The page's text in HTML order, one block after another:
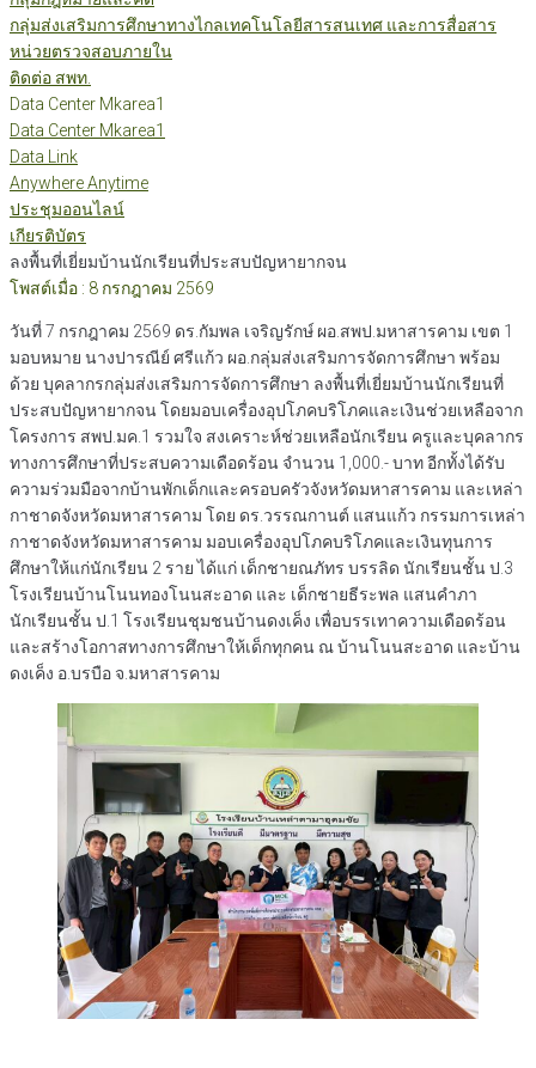
กลุ่มส่งเสริมการศึกษาทางไกลเทคโนโลยีสารสนเทศ และการสื่อสาร
หน่วยตรวจสอบภายใน
ติดต่อ สพท.
Data Center Mkarea1
Data Center Mkarea1
Data Link
Anywhere Anytime
ประชุมออนไลน์
เกียรติบัตร
ลงพื้นที่เยี่ยมบ้านนักเรียนที่ประสบปัญหายากจน
โพสต์เมื่อ : 8 กรกฎาคม 2569
วันที่ 7 กรกฎาคม 2569 ดร.กัมพล เจริญรักษ์ ผอ.สพป.มหาสารคาม เขต 1
มอบหมาย นางปารณีย์ ศรีแก้ว ผอ.กลุ่มส่งเสริมการจัดการศึกษา พร้อม
ด้วย บุคลากรกลุ่มส่งเสริมการจัดการศึกษา ลงพื้นที่เยี่ยมบ้านนักเรียนที่
ประสบปัญหายากจน โดยมอบเครื่องอุปโภคบริโภคและเงินช่วยเหลือจาก
โครงการ สพป.มค.1 รวมใจ สงเคราะห์ช่วยเหลือนักเรียน ครูและบุคลากร
ทางการศึกษาที่ประสบความเดือดร้อน จำนวน 1,000.- บาท อีกทั้งได้รับ
ความร่วมมือจากบ้านพักเด็กและครอบครัวจังหวัดมหาสารคาม และเหล่า
กาชาดจังหวัดมหาสารคาม โดย ดร.วรรณกานต์ แสนแก้ว กรรมการเหล่า
กาชาดจังหวัดมหาสารคาม มอบเครื่องอุปโภคบริโภคและเงินทุนการ
ศึกษาให้แก่นักเรียน 2 ราย ได้แก่ เด็กชายณภัทร บรรลิด นักเรียนชั้น ป.3
โรงเรียนบ้านโนนทองโนนสะอาด และ เด็กชายธีระพล แสนคำภา
นักเรียนชั้น ป.1 โรงเรียนชุมชนบ้านดงเค็ง เพื่อบรรเทาความเดือดร้อน
และสร้างโอกาสทางการศึกษาให้เด็กทุกคน ณ บ้านโนนสะอาด และบ้าน
ดงเค็ง อ.บรบือ จ.มหาสารคาม